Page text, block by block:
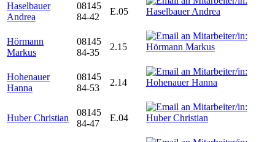
Haselbauer
Andrea
08145
84-42
E.05
Hörmann
Markus
08145
84-35
2.15
Hohenauer
Hanna
08145
84-53
2.14
Huber Christian
08145
84-47
E.04